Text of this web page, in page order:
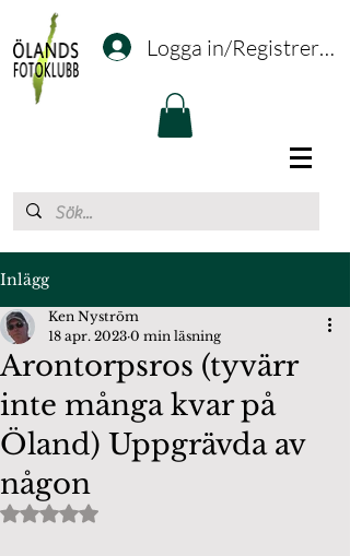
Logga in/Registrering
Inlägg
Arontorpsros (tyvärr
inte många kvar på
Öland) Uppgrävda av
någon
Ken Nyström
18 apr. 2023 0 min läsning
Betygsatt till NaN av 5 stjärnor.